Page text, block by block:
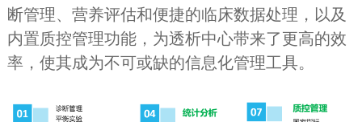
断管理、营养评估和便捷的临床数据处理，以及
内置质控管理功能， 为透析中心带来了更高的效
率 ，使其成为不可或缺的信息化管理工具。